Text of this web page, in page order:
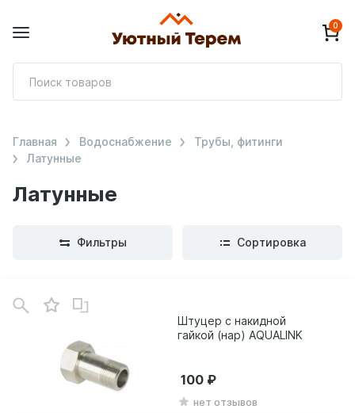
0
Латунные
Главная Водоснабжение
Трубы, фитинги
Латунные
Фильтры Сортировка
Штуцер с накидной
гайкой (нар) AQUALINK
нет отзывов
100